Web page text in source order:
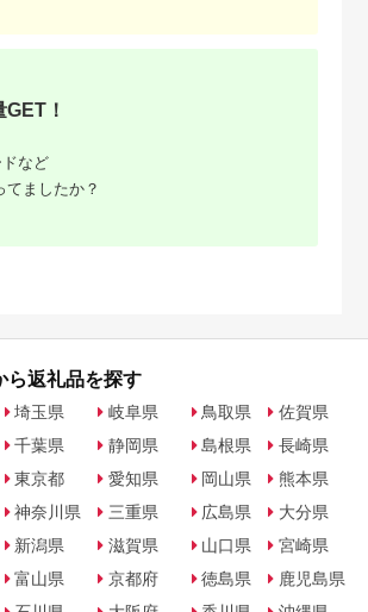
るさと納
】無添加
【配送
】
円
最勝柿 ふるさと納税
寄付金額:18,000円 寄付金額:9,000
！
など
てましたか？
ら返礼品を探す
埼玉県
千葉県
東京都
神奈川県
新潟県
富山県
岐阜県
静岡県
愛知県
三重県
滋賀県
京都府
鳥取県
島根県
岡山県
広島県
山口県
徳島県
佐賀県
長崎県
熊本県
大分県
宮崎県
鹿児島県